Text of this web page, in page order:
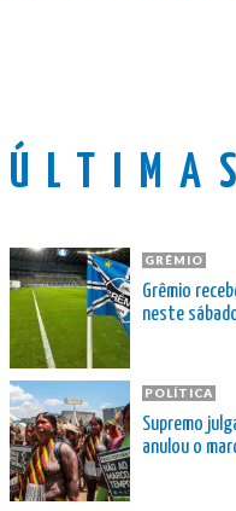
ÚLTIMAS
GRÊMIO
Grêmio
neste
POLÍTICA
Supremo
anulou o